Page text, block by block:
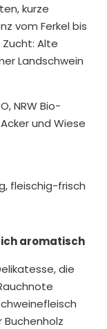
kurze
vom Ferkel bis
Zucht: Alte
Landschwein
NRW Bio-
und Wiese
fleischig-frisch
aromatisch
die